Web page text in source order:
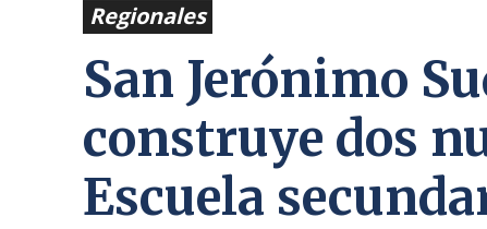
Regionales
San Jerónimo
construye dos
Escuela